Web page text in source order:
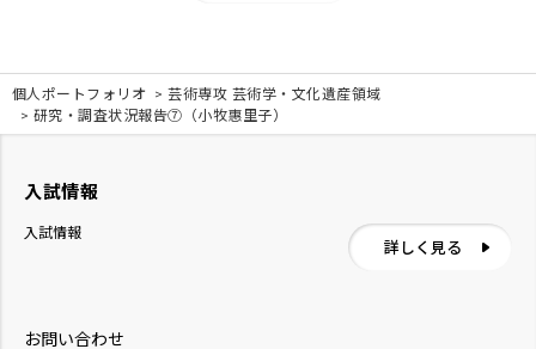
個人ポートフォリオ
芸術専攻 芸術学・文化遺産領域
研究・調査状況報告⑦（小牧惠里子）
お問い合わせ
入試情報
入試情報
詳しく見る